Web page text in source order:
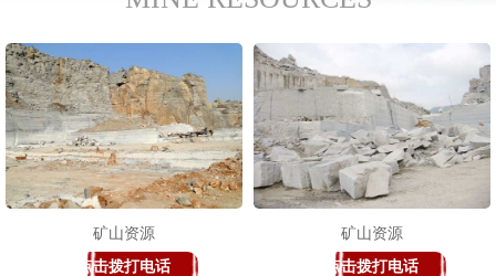
矿山资源
点击拨打电话
矿山资源
点击拨打电话